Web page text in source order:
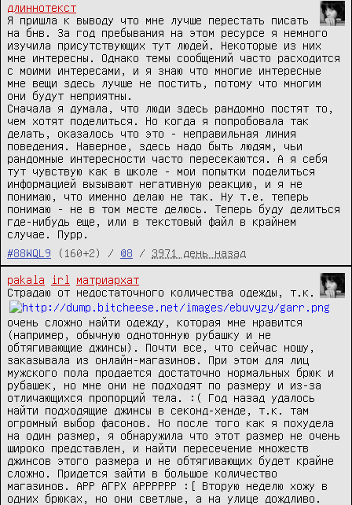
длиннотекст
Я пришла к выводу что мне лучше перестать писать
на бнв. За год пребывания на этом ресурсе я немного
изучила присутствующих тут людей. Некоторые из них
мне интересны. Однако темы сообщений часто расходится
с моими интересами, и я знаю что многие интересные
мне вещи здесь лучше не постить, потому что многим
они будут неприятны.
Сначала я думала, что люди здесь рандомно постят то,
чем хотят поделиться. Но когда я попробовала так
делать, оказалось что это - неправильная линия
поведения. Наверное, здесь надо быть людям, чьи
рандомные интересности часто пересекаются. А я себя
тут чувствую как в школе - мои попытки поделиться
информацией вызывают негативную реакцию, и я не
понимаю, что именно делаю не так. Ну т.е. теперь
понимаю - не в том месте делюсь. Теперь буду делиться
где-нибудь еще, или в текстовый файл в крайнем
случае. Пурр.
#88WQL9
(160+2) / @8 / 3971 день назад
pakala irl
матриархат
Страдаю от недостаточного количества одежды, т.к.
очень сложно найти одежду, которая мне нравится
(например, обычную однотонную рубашку и не
обтягивающие джинсы). Почти все, что сейчас ношу,
заказывала из онлайн-магазинов. При этом для лиц
мужского пола продается достаточно нормальных брюк и
рубашек, но мне они не подходят по размеру и из-за
отличающихся пропорций тела. :( Год назад удалось
найти подходящие джинсы в секонд-хенде, т.к. там
огромный выбор фасонов. Но после того как я похудела
на один размер, я обнаружила что этот размер не очень
широко представлен, и найти пересечение множеств
джинсов этого размера и не обтягивающих будет крайне
сложно. Придется зайти в большое количество
магазинов. АРР АГРХ АРРРРРР :[ Вторую неделю хожу в
одних брюках, но они светлые, а на улице дождливо.